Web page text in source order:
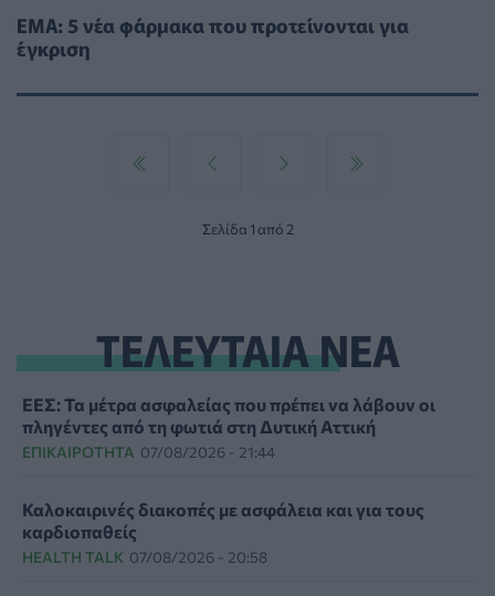
ΕΜΑ: 5 νέα φάρμακα που προτείνονται για
έγκριση
Σελίδα 1 από 2
ΤΕΛΕΥΤΑΙΑ ΝΕΑ
ΕΕΣ: Τα μέτρα ασφαλείας που πρέπει να λάβουν οι
πληγέντες από τη φωτιά στη Δυτική Αττική
ΕΠΙΚΑΙΡΌΤΗΤΑ 07/08/2026 - 21:44
Καλοκαιρινές διακοπές με ασφάλεια και για τους
καρδιοπαθείς
HEALTH TALK 07/08/2026 - 20:58